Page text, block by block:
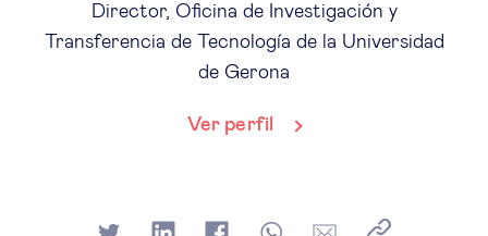
Director, Oficina de Investigación y
Transferencia de Tecnología de la Universidad
de Gerona
Ver perfil